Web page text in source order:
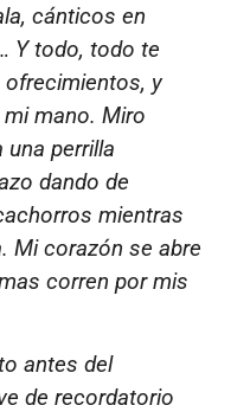
cánticos en
Y todo, todo te
y
mano. Miro
una perrilla
dando de
mientras
Mi corazón se abre
corren por mis
antes del
de recordatorio